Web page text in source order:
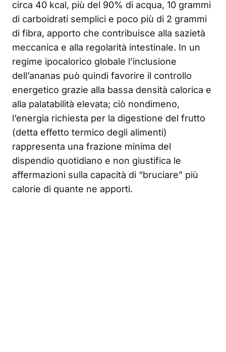
circa 40 kcal, più del 90% di acqua, 10 grammi
di carboidrati semplici e poco più di 2 grammi
di fibra, apporto che contribuisce alla sazietà
meccanica e alla regolarità intestinale. In un
regime ipocalorico globale l’inclusione
dell’ananas può quindi favorire il controllo
energetico grazie alla bassa densità calorica e
alla palatabilità elevata; ciò nondimeno,
l’energia richiesta per la digestione del frutto
(detta effetto termico degli alimenti)
rappresenta una frazione minima del
dispendio quotidiano e non giustifica le
affermazioni sulla capacità di “bruciare” più
calorie di quante ne apporti.